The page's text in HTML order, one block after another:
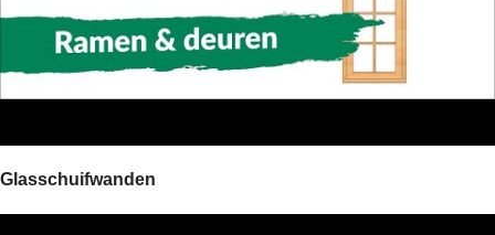
Glasschuifwanden